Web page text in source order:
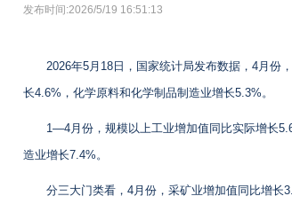
发布时间:2026/5/19 16:51:13
2026年5月18日，国家统计局发布数据，4月份
长4.6%，化学原料和化学制品制造业增长5.3%。
1—4月份，规模以上工业增加值同比实际增长
造业增长7.4%。
分三大门类看，4月份，采矿业增加值同比增长